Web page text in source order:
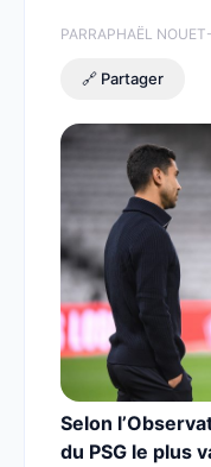
PARRAPHAËL NOUET
🔗 Partager
Selon
du PSG le plus